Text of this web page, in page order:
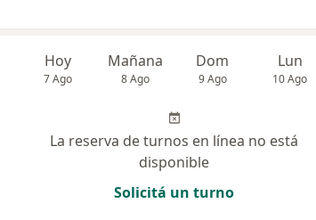
Hoy
7 Ago
Mañana
8 Ago
Dom
9 Ago
Lun
10 Ago
La reserva de turnos en línea no está
disponible
Solicitá un turno